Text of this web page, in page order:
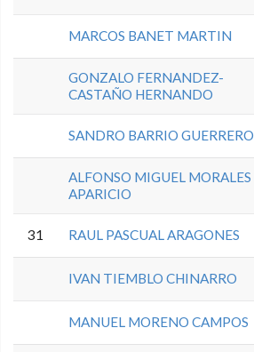
MARCOS BANET MARTIN
GONZALO FERNANDEZ-
CASTAÑO HERNANDO
SANDRO BARRIO GUERRERO
ALFONSO MIGUEL MORALES
APARICIO
31 RAUL PASCUAL ARAGONES
IVAN TIEMBLO CHINARRO
MANUEL MORENO CAMPOS